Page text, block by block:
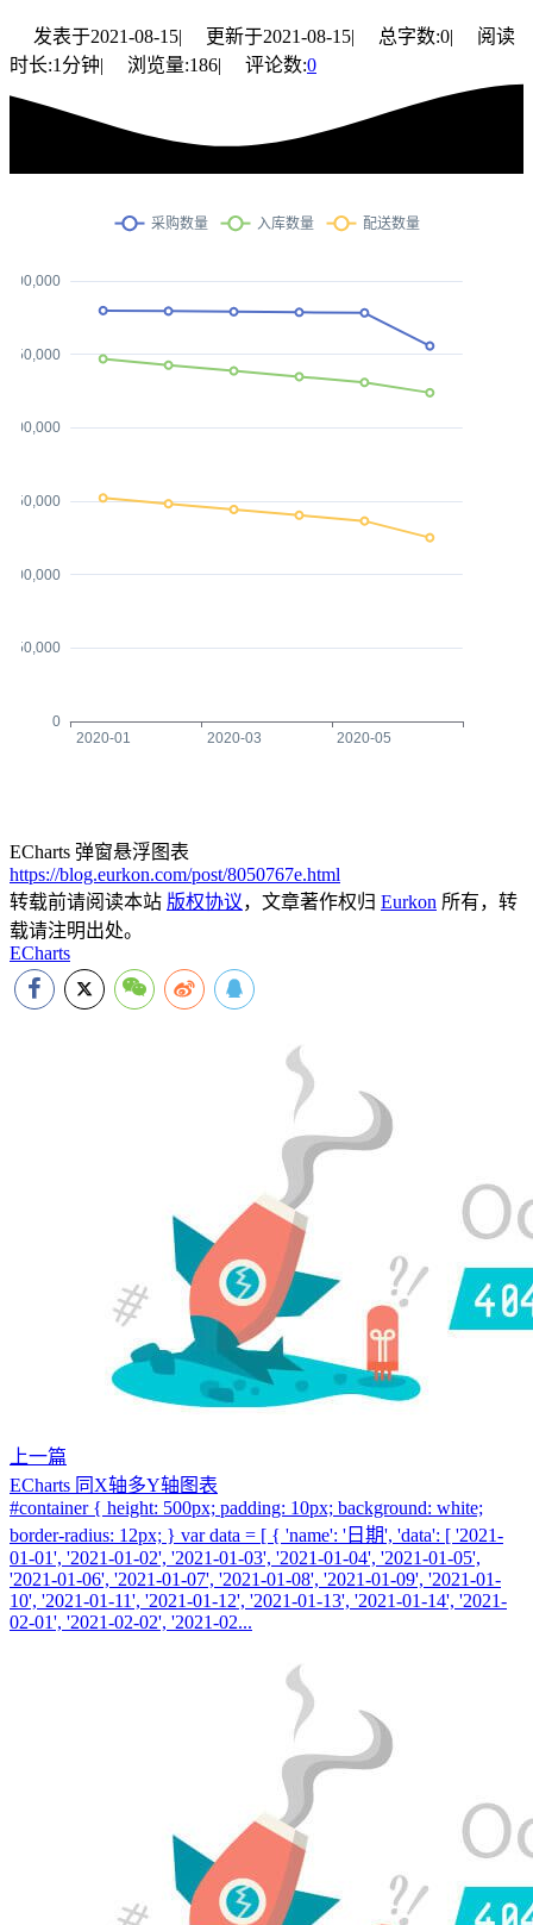
发表于2021-08-15| 更新于2021-08-15| 总字数:0|
阅读
时长:1分钟| 浏览量:186| 评论数:0
0
50,000
100,000
150,000
200,000
250,000
300,000
2020-01 2020-03 2020-05
采购数量 入库数量 配送数量
ECharts 弹窗悬浮图表
https://blog.eurkon.com/post/8050767e.html
转载前请阅读本站 版权协议，文章著作权归 Eurkon 所有，转
载请注明出处。
ECharts
上一篇
ECharts 同X轴多Y轴图表
#container { height: 500px; padding: 10px; background: white;
border-radius: 12px; } var data = [ { 'name': '日期', 'data': [ '2021-
01-01', '2021-01-02', '2021-01-03', '2021-01-04', '2021-01-05',
'2021-01-06', '2021-01-07', '2021-01-08', '2021-01-09', '2021-01-
10', '2021-01-11', '2021-01-12', '2021-01-13', '2021-01-14', '2021-
02-01', '2021-02-02', '2021-02...